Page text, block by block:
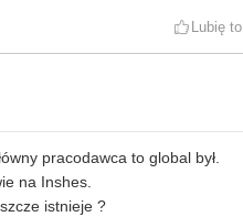
Lubię to
pracodawca to global był.
na Inshes.
istnieje ?